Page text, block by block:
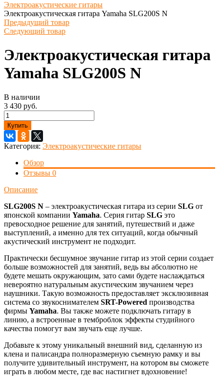
Электроакустические гитары
Электроакустическая гитара Yamaha SLG200S N
Предыдущий товар
Следующий товар
Электроакустическая гитара
Yamaha SLG200S N
В наличии
3 430 руб.
Купить
Категория: Электроакустические гитары
Обзор
Отзывы 0
Описание
SLG200S N – электроакустическая гитара из серии SLG от
японской компании Yamaha. Серия гитар SLG это
превосходное решение для занятий, путешествий и даже
выступлений, а именно для тех ситуаций, когда обычный
акустический инструмент не подходит.
Практически бесшумное звучание гитар из этой серии создает
больше возможностей для занятий, ведь вы абсолютно не
будете мешать окружающим, зато сами будете наслаждаться
невероятно натуральным акустическим звучанием через
наушники. Такую возможность предоставляет эксклюзивная
система со звукоснимателем SRT-Powered производства
фирмы Yamaha. Вы также можете подключать гитару в
линию, а встроенные в темброблок эффекты студийного
качества помогут вам звучать еще лучше.
Добавьте к этому уникальный внешний вид, сделанную из
клена и палисандра полноразмерную съемную рамку и вы
получите удивительный инструмент, на котором вы сможете
играть в любом месте, где вас настигнет вдохновение!